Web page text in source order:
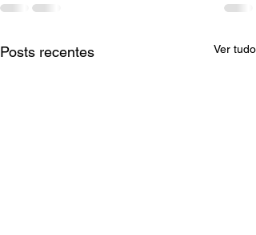
Posts recentes Ver tudo